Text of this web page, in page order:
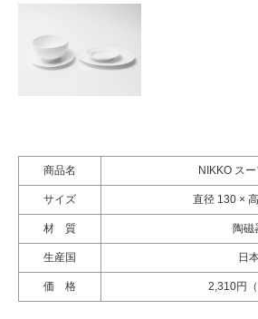
商品名 NIKKO ス
サイズ 直径 130 ×
材 質 陶磁
生産国 日
価 格 2,310円